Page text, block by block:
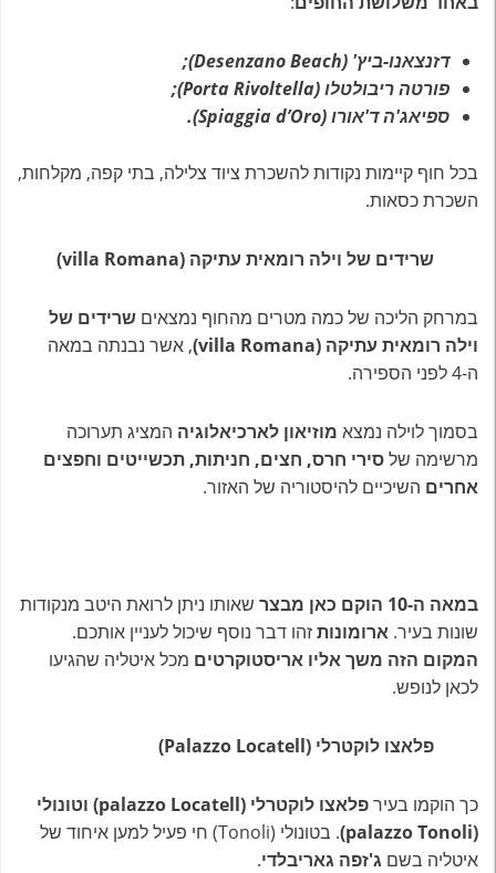
דזנצאנו-ביץ' (Desenzano Beach);
פורטה ריבולטלו (Porta Rivoltella);
ספיאג'ה ד'אורו (Spiaggia d’Oro).
בכל חוף קיימות נקודות להשכרת ציוד צלילה, בתי קפה, מקלחות,
השכרת כסאות.
שרידים של וילה רומאית עתיקה (villa Romana)
במרחק הליכה של כמה מטרים מהחוף נמצאים שרידים של
וילה רומאית עתיקה (villa Romana)
, אשר נבנתה במאה
ה-4 לפני הספירה.
בסמוך לוילה נמצא מוזיאון לארכיאלוגיה המציג תערוכה
מרשימה שלסירי חרס, חצים, חניתות, תכשייטים וחפצים
אחרים השיכיים להיסטוריה של האזור.
במאה ה-10 הוקם כאן מבצר שאותו ניתן לרואת היטב מנקודות
שונות בעיר. ארומונותזהו דבר נוסף שיכול לעניין אותכם.
המקום הזה משך אליו אריסטוקרטים מכל איטליה שהגיעו
לכאן לנופש.
פלאצו לוקטרלי (Palazzo Locatell)
כך הוקמו בעירפלאצו לוקטרלי (palazzo Locatell)
וטונולי
(palazzo Tonoli)
. בטונולי (Tonoli) חי פעיל למען איחוד של
איטליה בשם ג'זפה גאריבלדי.